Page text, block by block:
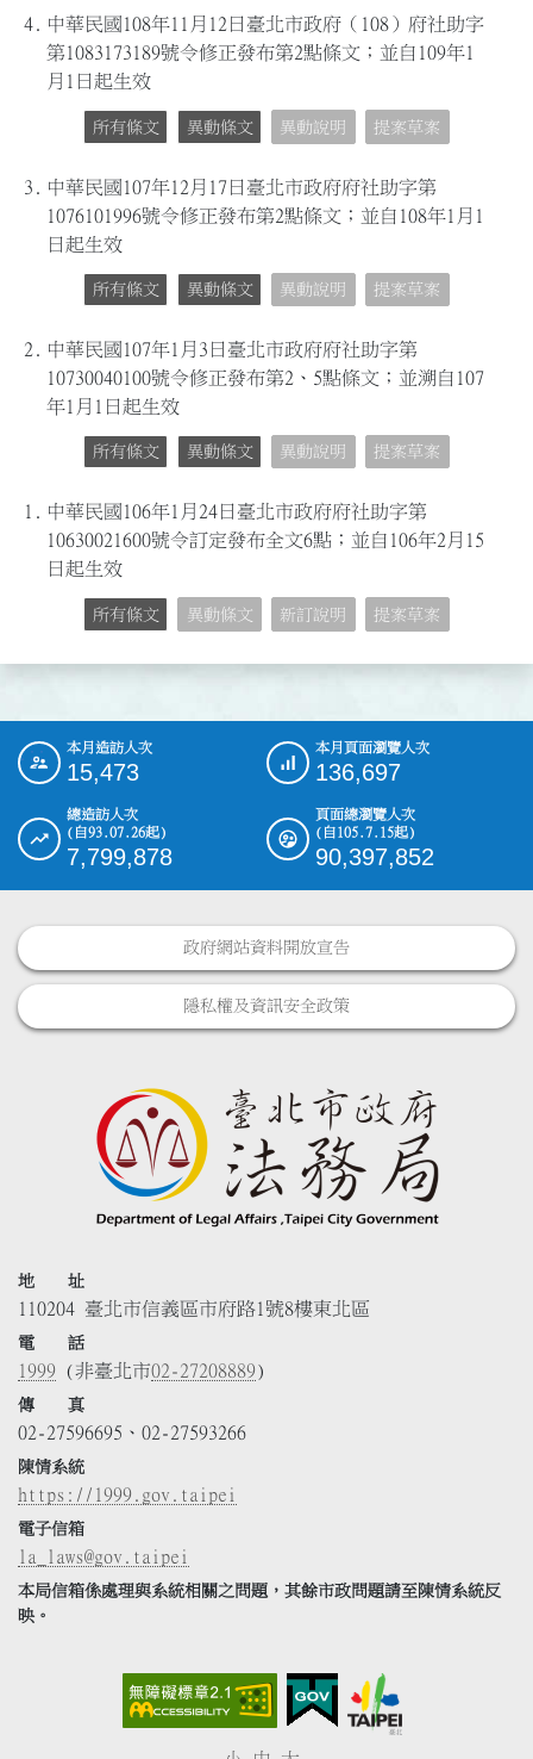
4. 中華民國108年11月12日臺北市政府（108）府社助字
第1083173189號令修正發布第2點條文；並自109年1
月1日起生效
所有條文 異動條文 異動說明 提案草案
3.
中華民國107年12月17日臺北市政府府社助字第
1076101996號令修正發布第2點條文；並自108年1月1
日起生效
所有條文 異動條文 異動說明 提案草案
2.
中華民國107年1月3日臺北市政府府社助字第
10730040100號令修正發布第2、5點條文；並溯自107
年1月1日起生效
所有條文 異動條文 異動說明 提案草案
1. 中華民國106年1月24日臺北市政府府社助字第
10630021600號令訂定發布全文6點；並自106年2月15
日起生效
所有條文 異動條文 新訂說明 提案草案
::: 本月造訪人次
15,473
本月頁面瀏覽人次
136,697
總造訪人次
(自93.07.26起)
7,799,878
頁面總瀏覽人次
(自105.7.15起)
90,397,852
政府網站資料開放宣告
隱私權及資訊安全政策
地 址
110204 臺北市信義區市府路1號8樓東北區
電 話
1999 (非臺北市02-27208889)
傳 真
02-27596695、02-27593266
陳情系統
https://1999.gov.taipei
電子信箱
la_laws@gov.taipei
本局信箱係處理與系統相關之問題，其餘市政問題請至陳情系統反
映。